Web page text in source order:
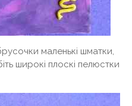
маленькі шматки,
широкі плоскі пелюстки